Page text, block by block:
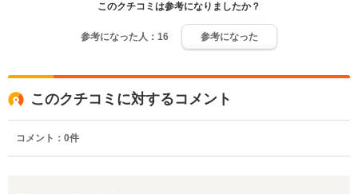
このクチコミは参考になりましたか？
参考になった人： 16 参考になった
このクチコミに対するコメント
コメント： 0件